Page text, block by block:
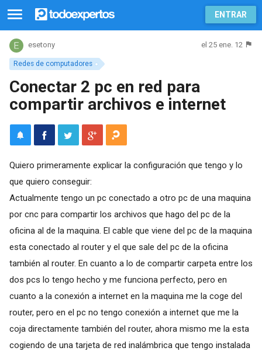
ENTRAR
Redes de computadores
esetony el 25 ene. 12
Conectar 2 pc en red para
compartir archivos e internet
Quiero primeramente explicar la configuración que tengo y lo
que quiero conseguir:
Actualmente tengo un pc conectado a otro pc de una maquina
por cnc para compartir los archivos que hago del pc de la
oficina al de la maquina. El cable que viene del pc de la maquina
esta conectado al router y el que sale del pc de la oficina
también al router. En cuanto a lo de compartir carpeta entre los
dos pcs lo tengo hecho y me funciona perfecto, pero en
cuanto a la conexión a internet en la maquina me la coge del
router, pero en el pc no tengo conexión a internet que me la
coja directamente también del router, ahora mismo me la esta
cogiendo de una tarjeta de red inalámbrica que tengo instalada